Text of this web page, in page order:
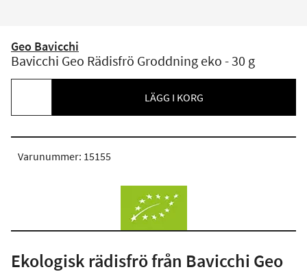
Geo Bavicchi
Bavicchi Geo Rädisfrö Groddning eko - 30 g
LÄGG I KORG
Varunummer: 15155
Ekologisk rädisfrö från Bavicchi Geo